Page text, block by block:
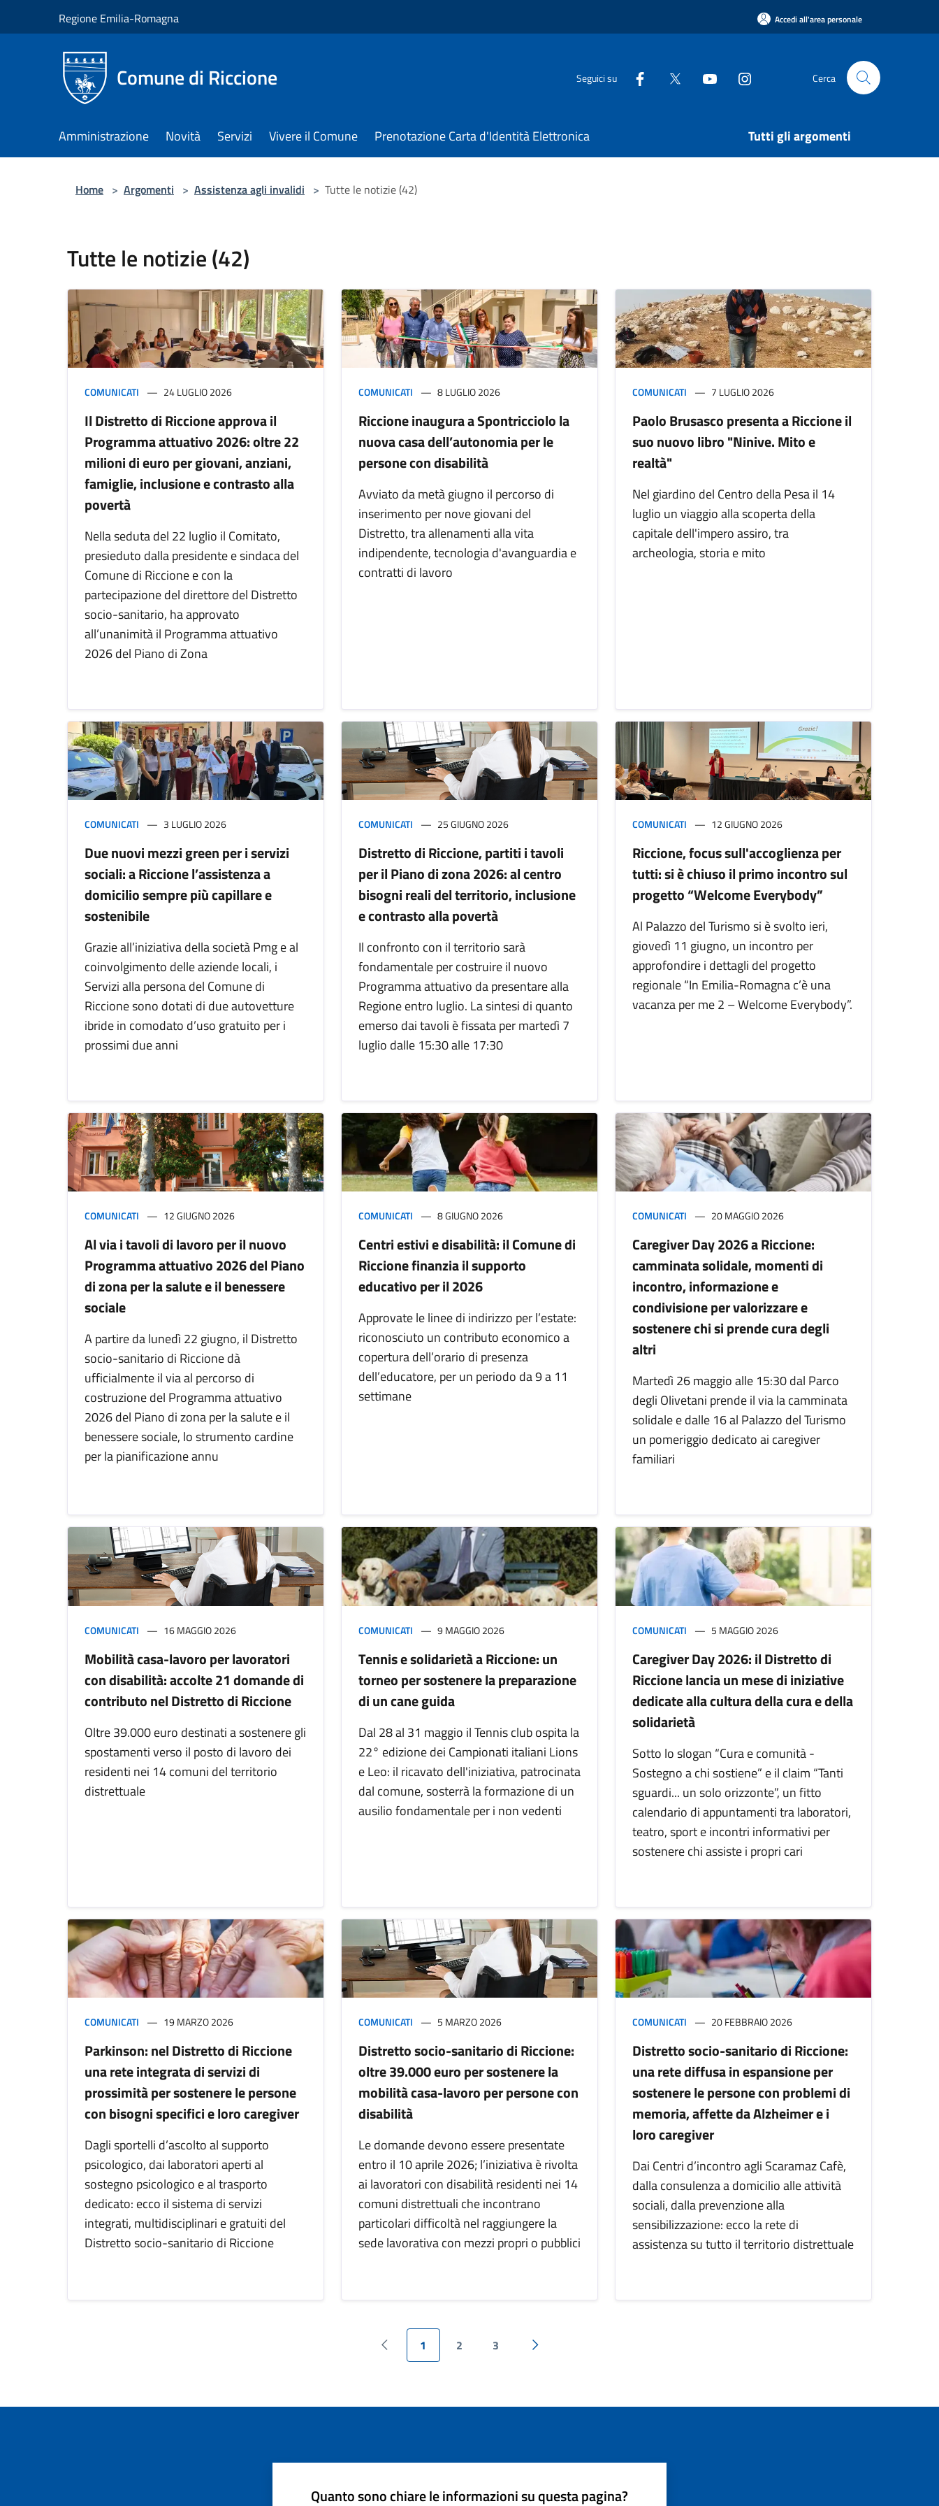
Regione Emilia-Romagna Accedi all'area personale
Comune di Riccione Seguici su Cerca
Amministrazione Novità Servizi Vivere il Comune Prenotazione Carta d'Identità Elettronica Tutti gli argomenti
Home > Argomenti > Assistenza agli invalidi > Tutte le notizie (42)
Tutte le notizie (42)
COMUNICATI 24 LUGLIO 2026
Il Distretto di Riccione approva il
Programma attuativo 2026: oltre 22
milioni di euro per giovani, anziani,
famiglie, inclusione e contrasto alla
povertà
Nella seduta del 22 luglio il Comitato,
presieduto dalla presidente e sindaca del
Comune di Riccione e con la
partecipazione del direttore del Distretto
socio-sanitario, ha approvato
all’unanimità il Programma attuativo
2026 del Piano di Zona
COMUNICATI 8 LUGLIO 2026
Riccione inaugura a Spontricciolo la
nuova casa dell’autonomia per le
persone con disabilità
Avviato da metà giugno il percorso di
inserimento per nove giovani del
Distretto, tra allenamenti alla vita
indipendente, tecnologia d'avanguardia e
contratti di lavoro
COMUNICATI 7 LUGLIO 2026
Paolo Brusasco presenta a Riccione il
suo nuovo libro "Ninive. Mito e
realtà"
Nel giardino del Centro della Pesa il 14
luglio un viaggio alla scoperta della
capitale dell'impero assiro, tra
archeologia, storia e mito
COMUNICATI 3 LUGLIO 2026
Due nuovi mezzi green per i servizi
sociali: a Riccione l’assistenza a
domicilio sempre più capillare e
sostenibile
Grazie all’iniziativa della società Pmg e al
coinvolgimento delle aziende locali, i
Servizi alla persona del Comune di
Riccione sono dotati di due autovetture
ibride in comodato d’uso gratuito per i
prossimi due anni
COMUNICATI 25 GIUGNO 2026
Distretto di Riccione, partiti i tavoli
per il Piano di zona 2026: al centro
bisogni reali del territorio, inclusione
e contrasto alla povertà
Il confronto con il territorio sarà
fondamentale per costruire il nuovo
Programma attuativo da presentare alla
Regione entro luglio. La sintesi di quanto
emerso dai tavoli è fissata per martedì 7
luglio dalle 15:30 alle 17:30
COMUNICATI 12 GIUGNO 2026
Riccione, focus sull'accoglienza per
tutti: si è chiuso il primo incontro sul
progetto “Welcome Everybody”
Al Palazzo del Turismo si è svolto ieri,
giovedì 11 giugno, un incontro per
approfondire i dettagli del progetto
regionale “In Emilia-Romagna c’è una
vacanza per me 2 – Welcome Everybody”.
COMUNICATI 12 GIUGNO 2026
Al via i tavoli di lavoro per il nuovo
Programma attuativo 2026 del Piano
di zona per la salute e il benessere
sociale
A partire da lunedì 22 giugno, il Distretto
socio-sanitario di Riccione dà
ufficialmente il via al percorso di
costruzione del Programma attuativo
2026 del Piano di zona per la salute e il
benessere sociale, lo strumento cardine
per la pianificazione annu
COMUNICATI 8 GIUGNO 2026
Centri estivi e disabilità: il Comune di
Riccione finanzia il supporto
educativo per il 2026
Approvate le linee di indirizzo per l’estate:
riconosciuto un contributo economico a
copertura dell’orario di presenza
dell’educatore, per un periodo da 9 a 11
settimane
COMUNICATI 20 MAGGIO 2026
Caregiver Day 2026 a Riccione:
camminata solidale, momenti di
incontro, informazione e
condivisione per valorizzare e
sostenere chi si prende cura degli
altri
Martedì 26 maggio alle 15:30 dal Parco
degli Olivetani prende il via la camminata
solidale e dalle 16 al Palazzo del Turismo
un pomeriggio dedicato ai caregiver
familiari
COMUNICATI 16 MAGGIO 2026
Mobilità casa-lavoro per lavoratori
con disabilità: accolte 21 domande di
contributo nel Distretto di Riccione
Oltre 39.000 euro destinati a sostenere gli
spostamenti verso il posto di lavoro dei
residenti nei 14 comuni del territorio
distrettuale
COMUNICATI 9 MAGGIO 2026
Tennis e solidarietà a Riccione: un
torneo per sostenere la preparazione
di un cane guida
Dal 28 al 31 maggio il Tennis club ospita la
22° edizione dei Campionati italiani Lions
e Leo: il ricavato dell'iniziativa, patrocinata
dal comune, sosterrà la formazione di un
ausilio fondamentale per i non vedenti
COMUNICATI 5 MAGGIO 2026
Caregiver Day 2026: il Distretto di
Riccione lancia un mese di iniziative
dedicate alla cultura della cura e della
solidarietà
Sotto lo slogan “Cura e comunità -
Sostegno a chi sostiene” e il claim “Tanti
sguardi... un solo orizzonte”, un fitto
calendario di appuntamenti tra laboratori,
teatro, sport e incontri informativi per
sostenere chi assiste i propri cari
COMUNICATI 19 MARZO 2026
Parkinson: nel Distretto di Riccione
una rete integrata di servizi di
prossimità per sostenere le persone
con bisogni specifici e loro caregiver
Dagli sportelli d’ascolto al supporto
psicologico, dai laboratori aperti al
sostegno psicologico e al trasporto
dedicato: ecco il sistema di servizi
integrati, multidisciplinari e gratuiti del
Distretto socio-sanitario di Riccione
COMUNICATI 5 MARZO 2026
Distretto socio-sanitario di Riccione:
oltre 39.000 euro per sostenere la
mobilità casa-lavoro per persone con
disabilità
Le domande devono essere presentate
entro il 10 aprile 2026; l’iniziativa è rivolta
ai lavoratori con disabilità residenti nei 14
comuni distrettuali che incontrano
particolari difficoltà nel raggiungere la
sede lavorativa con mezzi propri o pubblici
COMUNICATI 20 FEBBRAIO 2026
Distretto socio-sanitario di Riccione:
una rete diffusa in espansione per
sostenere le persone con problemi di
memoria, affette da Alzheimer e i
loro caregiver
Dai Centri d’incontro agli Scaramaz Cafè,
dalla consulenza a domicilio alle attività
sociali, dalla prevenzione alla
sensibilizzazione: ecco la rete di
assistenza su tutto il territorio distrettuale
Pagina precedente
1 2 3
Pagina successiva
Quanto sono chiare le informazioni su questa pagina?